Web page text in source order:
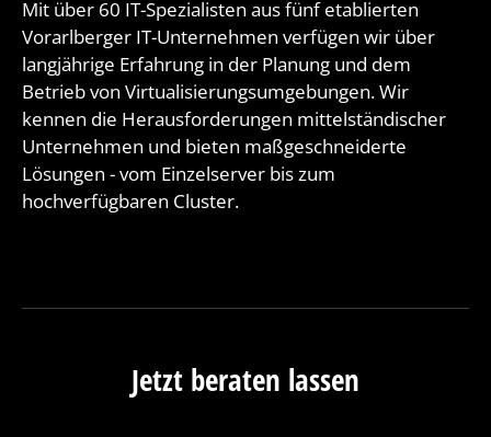
Mit über 60 IT-Spezialisten aus fünf etablierten
Vorarlberger IT-Unternehmen verfügen wir über
langjährige Erfahrung in der Planung und dem
Betrieb von Virtualisierungsumgebungen. Wir
kennen die Herausforderungen mittelständischer
Unternehmen und bieten maßgeschneiderte
Lösungen - vom Einzelserver bis zum
hochverfügbaren Cluster.
Jetzt beraten lassen